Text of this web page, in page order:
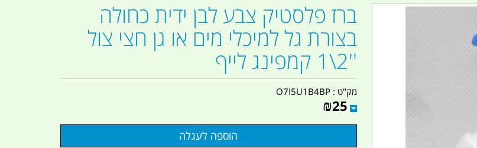
ברז פלסטיק צבע לבן ידית כחולה
בצורת גל למיכלי מים או גן חצי צול
''2\1 קמפינג לייף
מק"ט :O7I5U1B4BP
₪25